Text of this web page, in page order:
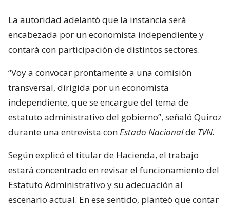
La autoridad adelantó que la instancia será
encabezada por un economista independiente y
contará con participación de distintos sectores.
“Voy a convocar prontamente a una comisión
transversal, dirigida por un economista
independiente, que se encargue del tema de
estatuto administrativo del gobierno”, señaló Quiroz
durante una entrevista conEstado Nacionalde TVN.
Según explicó el titular de Hacienda, el trabajo
estará concentrado en revisar el funcionamiento del
Estatuto Administrativo y su adecuación al
escenario actual. En ese sentido, planteó que contar